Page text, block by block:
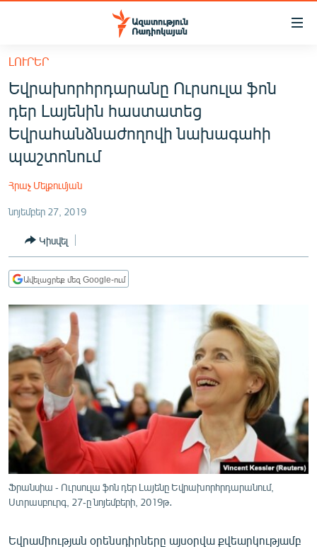
Մատչելիության
հիմնական
բովանդակությանը
Անցնել
հիմնական
մենյուին
Որոնում
ՀԱՅԱՍՏԱՆ
ՔԱՂԱՔԱԿԱՆ
ԸՆՏՐՈՒԹՅՈՒՆՆԵՐ 2026
ՊԱՏԵՐԱԶՄԻ 6 ՇԱԲԱԹՆԵՐԸ
ՏԱՐԱԾԱՇՐՋԱՆ
ՄԻՋԱԶԳԱՅԻՆ
ՄՇԱԿՈՒՅԹ
ՍՊՈՐՏ
ՄԵԿՆԱԲԱՆՈՒԹՅՈՒՆ
ՏՏ ԵՒ ԻՆՏԵՐՆԵՏ
ԿՈՐՈՆԱՎԻՐՈՒՍ
ԱՐԽԻՎ
ՏԵՍԱՆՅՈՒԹԵՐ
ԲԱՆԱՎԵՃ
ԼՈՒՐԵՐ
Եվրախորհրդարանը Ուրսուլա ֆոն
դեր Լայենին հաստատեց
Եվրահանձնաժողովի նախագահի
պաշտոնում
Հրաչ Մելքումյան
նոյեմբեր 27, 2019
Կիսվել
Ավելացրեք մեզ Google-ում
Ֆրանսիա - Ուրսուլա ֆոն դեր Լայենը Եվրախորհրդարանում,
Ստրասբուրգ, 27-ը նոյեմբերի, 2019թ․
Եվրամիության օրենսդիրները այսօրվա քվեարկությամբ